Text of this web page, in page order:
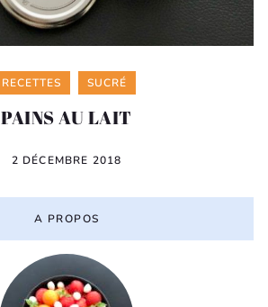
Categories
RECETTES SUCRÉ
PAINS AU LAIT
2 DÉCEMBRE 2018
A PROPOS